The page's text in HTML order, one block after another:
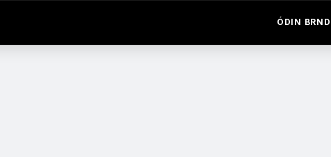
ÓDIN BRND